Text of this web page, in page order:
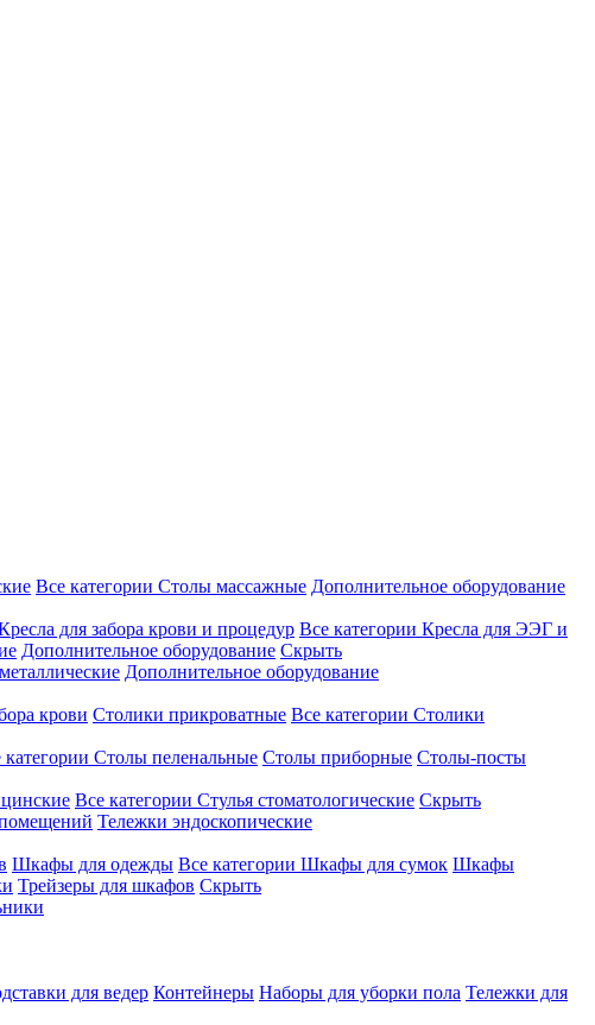
Все категории Столы массажные Дополнительное оборудование
для забора крови и процедур Все категории Кресла для ЭЭГ и
Дополнительное оборудование Скрыть
Дополнительное оборудование
крови Столики прикроватные Все категории Столики
категории Столы пеленальные Столы приборные Столы-посты
Все категории Стулья стоматологические Скрыть
Тележки эндоскопические
Шкафы для одежды Все категории Шкафы для сумок Шкафы
Трейзеры для шкафов Скрыть
для ведер Контейнеры Наборы для уборки пола Тележки для